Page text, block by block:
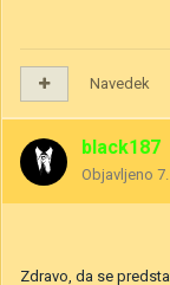
Navedek
black187
Objavljeno
Zdravo, da se